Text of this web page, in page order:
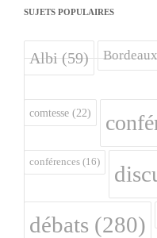
SUJETS POPULAIRES
Albi(59) Bordeaux
comtesse (22)
conférences (16)
débats (280)